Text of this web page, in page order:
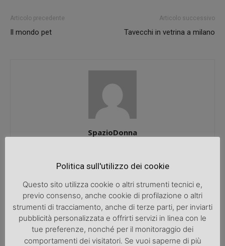
Articolo precedente
Il mondo pet
Articolo successivo
Tavecchi in vetrina a milano
SpazioDonna
ARTICOLI CORRELATI ALTRO DALL'AUTORE
Attualità
Una bicicletta da donna per migliorare
la salute
Politica sull'utilizzo dei cookie
Questo sito utilizza cookie o altri strumenti tecnici e,
previo consenso, anche cookie di profilazione o altri
strumenti di tracciamento, anche di terze parti, per inviarti
pubblicità personalizzata e offrirti servizi in linea con le
tue preferenze, nonché per il monitoraggio dei
comportamenti dei visitatori. Se vuoi saperne di più